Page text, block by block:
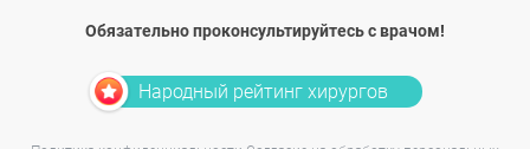
Обязательно проконсультируйтесь с врачом!
Народный рейтинг хирургов